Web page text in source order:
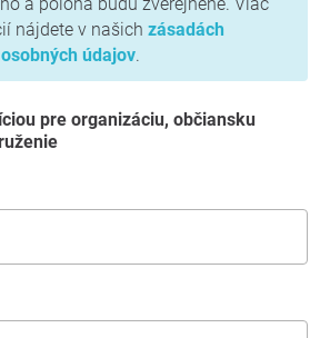
nájdete v našich zásadách
údajov.